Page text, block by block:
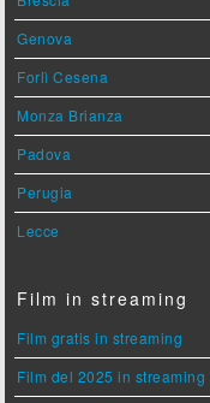
Genova
Forlì Cesena
Monza Brianza
Padova
Perugia
Lecce
Film in streaming
Film gratis in streaming
Film del 2025 in streaming